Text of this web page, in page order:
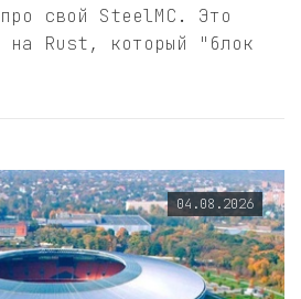
свой SteelMC. Это
Rust, который "блок
04.08.2026